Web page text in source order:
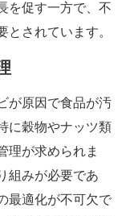
を促す一方で、不
されています。
が原因で食品が汚
に穀物やナッツ類
理が求められま
組みが必要であ
最適化が不可欠で